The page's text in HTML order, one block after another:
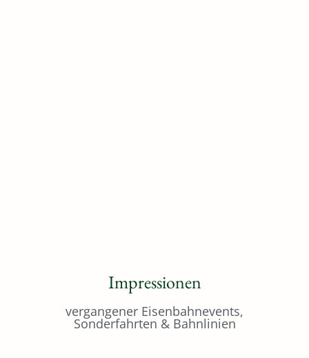
Impressionen
vergangener Eisenbahnevents,
Sonderfahrten & Bahnlinien